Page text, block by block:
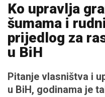
Ko upravlja
šumama i
prijedlog za
u BiH
Pitanje vlasništva i
u BiH, godinama je